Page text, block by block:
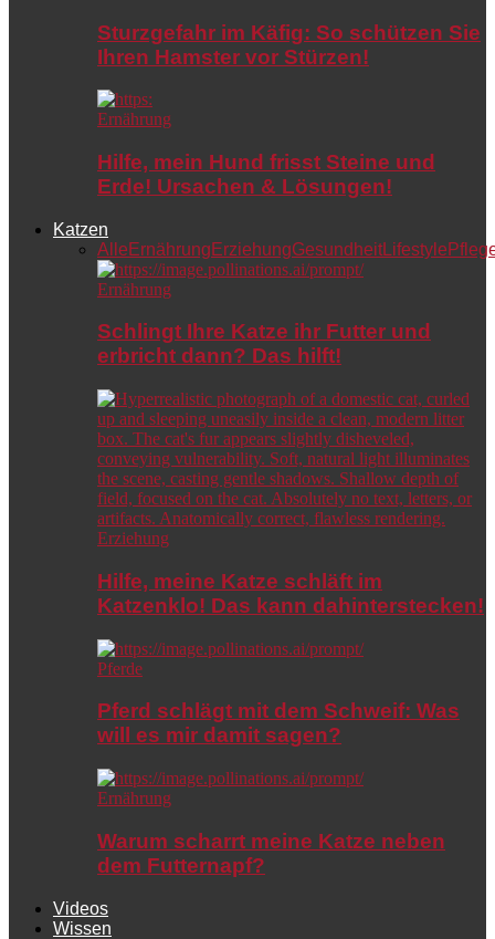
Sturzgefahr im Käfig: So schützen Sie
Ihren Hamster vor Stürzen!
Ernährung
Hilfe, mein Hund frisst Steine und
Erde! Ursachen & Lösungen!
Katzen
Alle Ernährung ErziehungGesundheitLifestyle
Ernährung
Schlingt Ihre Katze ihr Futter und
erbricht dann? Das hilft!
Erziehung
Hilfe, meine Katze schläft im
Katzenklo! Das kann dahinterstecken!
Pferde
Pferd schlägt mit dem Schweif: Was
will es mir damit sagen?
Ernährung
Warum scharrt meine Katze neben
dem Futternapf?
Videos
Wissen